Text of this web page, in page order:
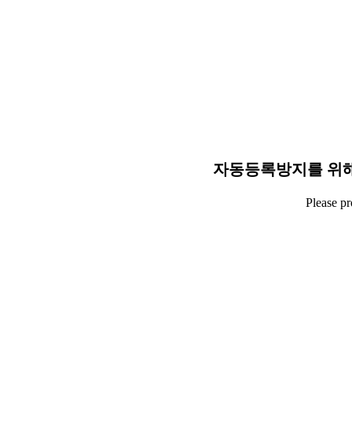
자동등록방지를 위
Please